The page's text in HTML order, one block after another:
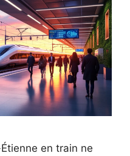
en train ne